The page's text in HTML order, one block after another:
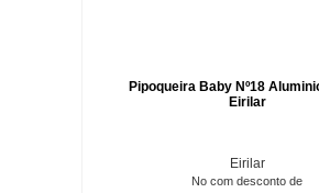
Pipoqueira Baby Nº18
Eirilar
Eirilar
No com desconto de